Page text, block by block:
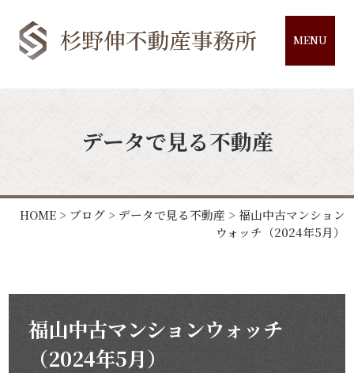
MENU
データで見る不動産
HOME> ブログ> データで見る不動産 > 福山中古マンション
ウォッチ（2024年5月）
福山中古マンションウォッチ
（2024年5月）